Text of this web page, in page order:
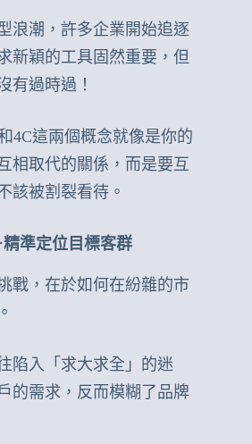
浪潮，許多企業開始追逐
新穎的工具固然重要，但
有過時過！
4C這兩個概念就像是你的
相取代的關係，而是要互
該被割裂看待。
準定位目標客群
戰，在於如何在紛雜的市
陷入「求大求全」的迷
的需求，反而模糊了品牌